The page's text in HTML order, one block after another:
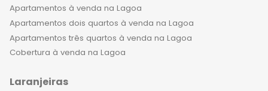
Apartamentos à venda na Lagoa
Apartamentos dois quartos à venda na Lagoa
Apartamentos três quartos à venda na Lagoa
Cobertura à venda na Lagoa
Laranjeiras